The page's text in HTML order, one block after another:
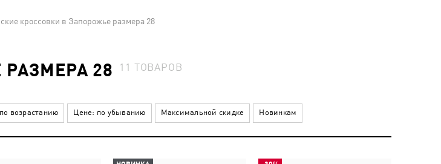
кроссовки в Запорожье размера 28
28 11 ТОВАРОВ
возрастанию Цене: по убыванию Максимальной скидке Новинкам